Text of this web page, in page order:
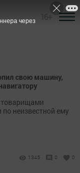
свою машину,
товарищами
по неизвестной ему
1345 0 0
через